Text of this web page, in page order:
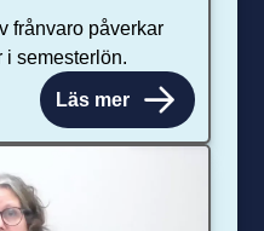
frånvaro påverkar
i semesterlön.
Läs mer